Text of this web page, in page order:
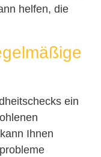
helfen, die
ein
Ihnen